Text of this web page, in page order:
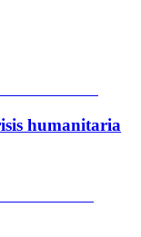
humanitaria